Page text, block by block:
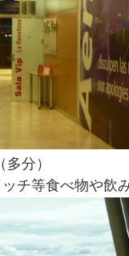
分）
チ等食べ物や飲